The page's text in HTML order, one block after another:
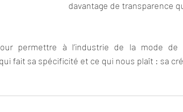
davantage de transparence
permettre à l’industrie de la mode
fait sa spécificité et ce qui nous plaît : sa